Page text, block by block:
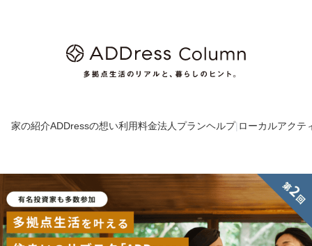
家の紹介ADDressの想い利用料金法人プランヘルプ| ローカルアクテ